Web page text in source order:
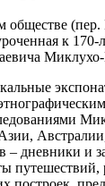
обществе
к 170-
– дневники и
путешествий,